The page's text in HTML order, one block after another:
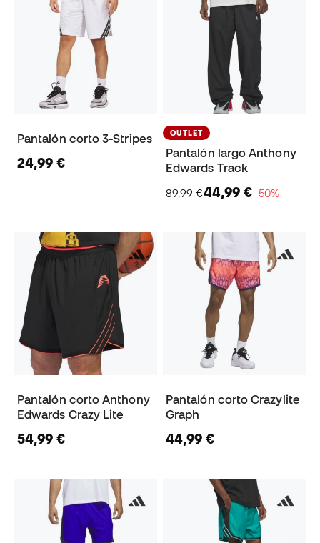
Pantalón corto 3-Stripes
24,99 €
OUTLET
Pantalón largo Anthony
Edwards Track
89,99 €44,99 €−50%
Pantalón corto Anthony
Edwards Crazy Lite
54,99 €
Pantalón corto Crazylite
Graph
44,99 €